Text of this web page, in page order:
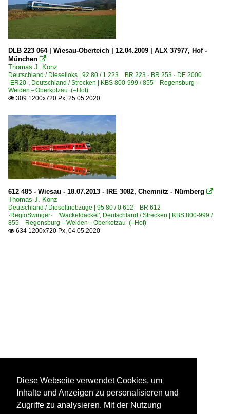
DLB 223 064 | Wiesau-Oberteich | 12.04.2009 | ALX 37977, Hof -
München 
Thomas J. Konz
Deutschland / Dieselloks | 92 80 / 1 223 BR 223 · BR 253 · DE 2000
·ER20·, Deutschland / Strecken | KBS 800-999 / 855 Regensburg –
Weiden – Oberkotzau (–Hof)
 309 1200x720 Px, 25.05.2020
612 485 - Wiesau - 18.07.2013 - IRE 3082, Chemnitz - Nürnberg 
Thomas J. Konz
Deutschland / Dieseltriebzüge | 95 80 / 0 612 BR 612
·RegioSwinger· 'Wackeldackel', Deutschland / Strecken | KBS 800-999 /
855 Regensburg – Weiden – Oberkotzau (–Hof)
 634 1200x720 Px, 04.05.2020
Diese Webseite verwendet Cookies, um
Inhalte und Anzeigen zu personalisieren und
Zugriffe zu analysieren. Mit der Nutzung